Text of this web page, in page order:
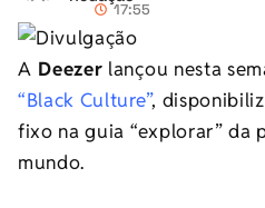
17:55
A Deezer lançou nesta
“Black Culture”,
fixo na guia “explorar” da
mundo.